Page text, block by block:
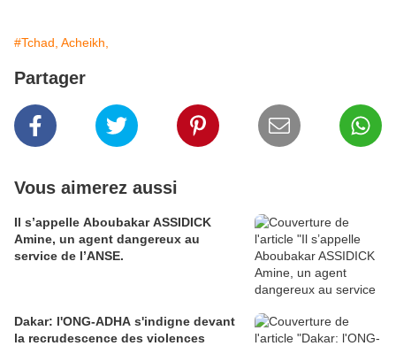
#Tchad, Acheikh,
Partager
Vous aimerez aussi
Il s’appelle Aboubakar ASSIDICK
Amine, un agent dangereux au
service de l’ANSE.
Dakar: l'ONG-ADHA s'indigne devant
la recrudescence des violences